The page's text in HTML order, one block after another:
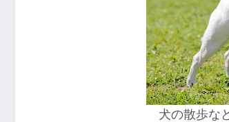
犬の散歩な